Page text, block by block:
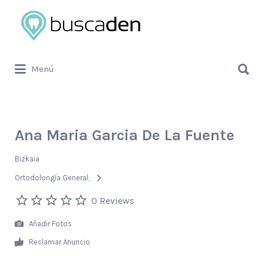
Buscar
por:
Menú
por:
Ana Maria Garcia De La Fuente
Bizkaia
Ortodolongía General
0 Reviews
Añadir Fotos
Reclamar Anuncio